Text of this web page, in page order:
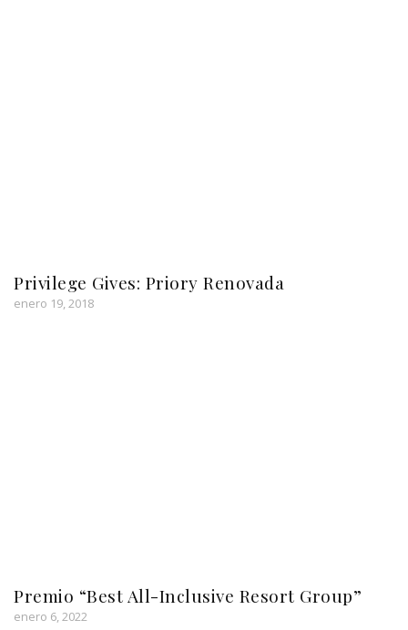
Privilege Gives: Priory Renovada
enero 19, 2018
Premio “Best All-Inclusive Resort Group”
enero 6, 2022